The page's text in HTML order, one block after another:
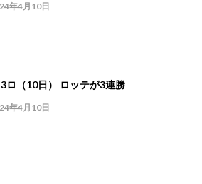
年4月10日
ロ（10日） ロッテが3連勝
年4月10日